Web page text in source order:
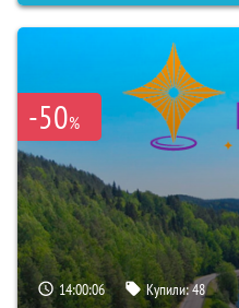
-50%
14:00:05 Купили:48